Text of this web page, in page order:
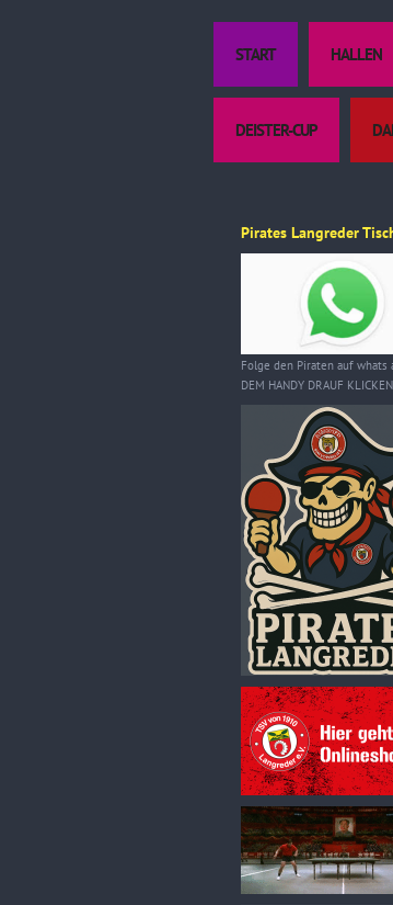
START HALLEN
DEISTER-CUP
Pirates Langreder
Folge den Piraten auf whats
DEM HANDY DRAUF